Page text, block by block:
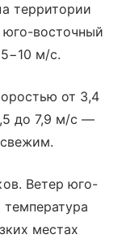
территории
юго-восточный
м/с.
от 3,4
до 7,9 м/с —
Ветер юго-
местах